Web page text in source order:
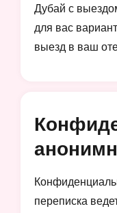
Дубай с
для вас
выезд в ваш
переписка